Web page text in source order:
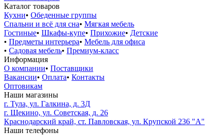
Каталог товаров
Кухни• Обеденные группы
Спальни и всё для сна• Мягкая мебель
Гостиные• Шкафы-купе• Прихожие• Детские
• Предметы интерьера• Мебель для офиса
• Садовая мебель• Премиум-класс
Информация
О компании• Поставщики
Вакансии• Оплата• Контакты
Оптовикам
Наши магазины
г. Тула, ул. Галкина, д. 3Д
г. Щекино, ул. Советская, д. 26
Краснодарский край, ст. Павловская, ул. Крупской 236 "А"
Наши телефоны